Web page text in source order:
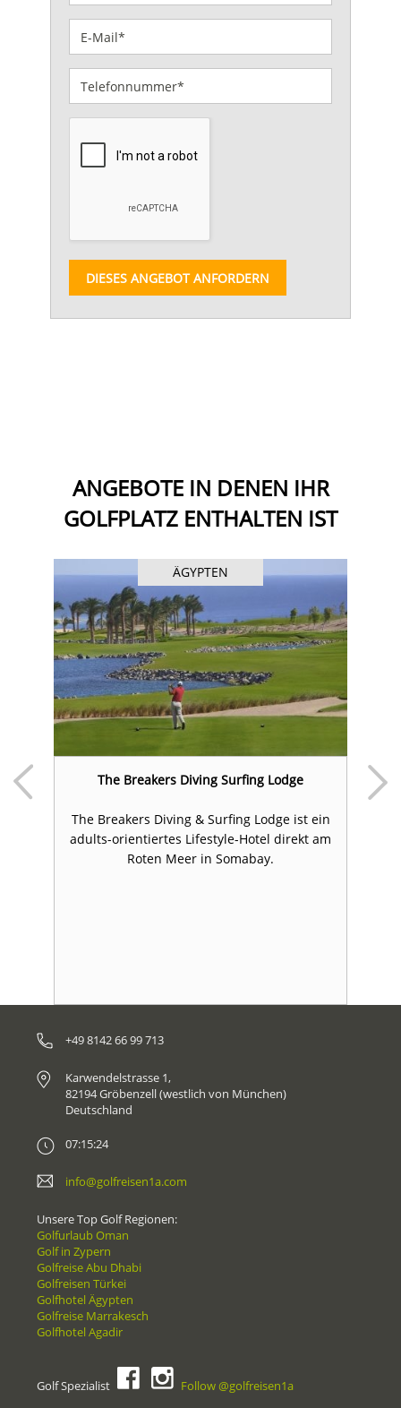
DIESES ANGEBOT ANFORDERN
ANGEBOTE IN DENEN IHR
GOLFPLATZ ENTHALTEN IST
ÄGYPTEN
The Breakers Diving Surfing Lodge
The Breakers Diving & Surfing Lodge ist ein
adults-orientiertes Lifestyle-Hotel direkt am
Roten Meer in Somabay.
+49 8142 66 99 713
Karwendelstrasse 1,
82194 Gröbenzell (westlich von München)
Deutschland
07:15:24
info@golfreisen1a.com
Unsere Top Golf Regionen:
Golfurlaub Oman
Golf in Zypern
Golfreise Abu Dhabi
Golfreisen Türkei
Golfhotel Ägypten
Golfreise Marrakesch
Golfhotel Agadir
Golf Spezialist Follow @golfreisen1a